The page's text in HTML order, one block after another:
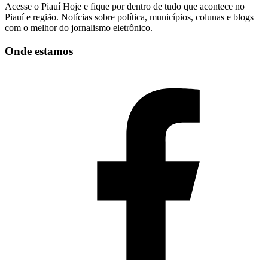
Acesse o Piauí Hoje e fique por dentro de tudo que acontece no
Piauí e região. Notícias sobre política, municípios, colunas e blogs
com o melhor do jornalismo eletrônico.
Onde estamos